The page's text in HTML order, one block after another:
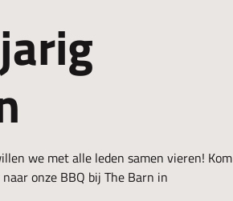
we met alle leden samen vieren! Kom
onze BBQ bij The Barn in